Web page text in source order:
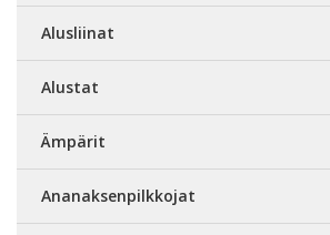
Alusliinat
Alustat
Ämpärit
Ananaksenpilkkojat